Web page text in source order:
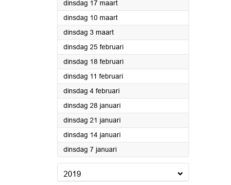
dinsdag 17 maart2020
dinsdag 10 maart2020
dinsdag 3 maart2020
dinsdag 25 februari2020
dinsdag 18 februari2020
dinsdag 11 februari2020
dinsdag 4 februari2020
dinsdag 28 januari2020
dinsdag 21 januari2020
dinsdag 14 januari2020
dinsdag 7 januari2020
2019